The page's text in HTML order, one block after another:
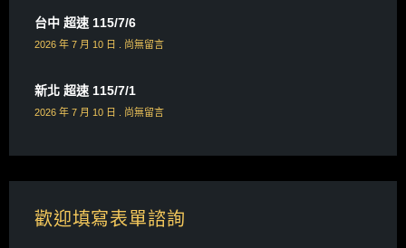
台中 超速 115/7/6
2026 年 7 月 10 日 尚無留言
新北 超速 115/7/1
2026 年 7 月 10 日 尚無留言
歡迎填寫表單諮詢